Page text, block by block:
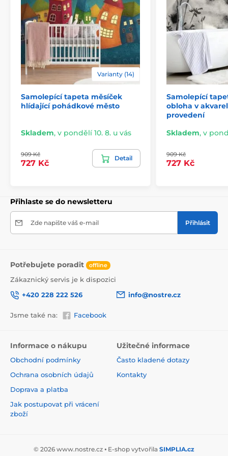
2) Výřezové samolepicí fototapety
U variant s výškou 270 cm je motiv přizpůsoben dané
velikosti, což může znamenat oříznutí některé části.
Po výběru rozměru na webu uvidíte přesný náhled.
Rozměry jsou tvořeny pásy širokými 49 cm.
Rozměry (v cm): 147x270(3 pruhy), 196x270(4 pruhy),
Použitá tisková metoda je ekologická, a proto jsou
přísné normy a mají VOC i GREENGUARD GOLD
certifikaci. Navíc jsou bez obsahu PVC a lepidlo je na
Varianty (14)
Samolepící tapeta měsíček
hlídající pohádkové město
Skladem, v pondělí 10. 8. u vás
909 Kč
727 Kč
Detail
Samolepící
obloha v
provedení
Skladem, v
909 Kč
727 Kč
Přihlaste se do newsletteru
Zde napište váš e-mail Přihlásit
Potřebujete poradit offline
Zákaznický servis je k dispozici
+420 228 222 526
info@nostre.cz
Jsme také na: Facebook
Informace o nákupu
Obchodní podmínky
Ochrana osobních údajů
Doprava a platba
Jak postupovat při vrácení
zboží
Užitečné informace
Často kladené dotazy
Kontakty
© 2026 www.nostre.cz ⦁ E-shop vytvořila SIMPLIA.cz